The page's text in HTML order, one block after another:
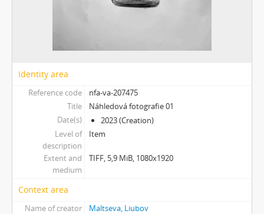
[Subseries] Krajina opuštění I.: Dívka s bičem
[Subseries] Ticho před bouří
[Subseries] proxy
[Subseries] Škubej psa
[Subseries] Snowblind
[Subseries] Shores of the Same Sea
[Subseries] Houby
[Subseries] Noro, přijde k tobě nečekaný host
[Subseries] Amnion
[Subseries] Lamecore_Meduza_VS_Mořskáokurka
[Subseries] And You Know What Comes Next...
Identity area
Reference code
nfa-va-207475
Title
Náhledová fotografie 01
Date(s)
2023 (Creation)
Level of
description
Item
Extent and
medium
TIFF, 5,9 MiB, 1080x1920
Context area
Name of creator
Maltseva, Liubov